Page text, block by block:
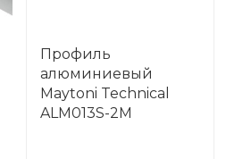
Профиль
алюминиевый
Maytoni Technical
ALM013S-2M